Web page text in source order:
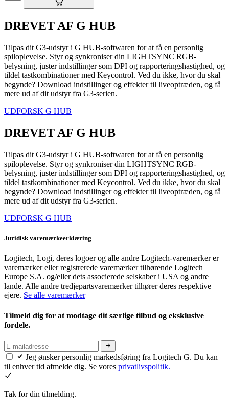
DREVET AF G HUB
Tilpas dit G3-udstyr i G HUB-softwaren for at få en personlig
spiloplevelse. Styr og synkroniser din LIGHTSYNC RGB-
belysning, juster indstillinger som DPI og rapporteringshastighed, og
tildel tastkombinationer med Keycontrol. Ved du ikke, hvor du skal
begynde? Download indstillinger og effekter til liveoptræden, og få
mere ud af dit udstyr fra G3-serien.
UDFORSK G HUB
DREVET AF G HUB
Tilpas dit G3-udstyr i G HUB-softwaren for at få en personlig
spiloplevelse. Styr og synkroniser din LIGHTSYNC RGB-
belysning, juster indstillinger som DPI og rapporteringshastighed, og
tildel tastkombinationer med Keycontrol. Ved du ikke, hvor du skal
begynde? Download indstillinger og effekter til liveoptræden, og få
mere ud af dit udstyr fra G3-serien.
UDFORSK G HUB
Juridisk varemærkeerklæring
Logitech, Logi, deres logoer og alle andre Logitech-varemærker er
varemærker eller registrerede varemærker tilhørende Logitech
Europe S.A. og/eller dets associerede selskaber i USA og andre
lande. Alle andre tredjepartsvaremærker tilhører deres respektive
ejere. Se alle varemærker
Tilmeld dig for at modtage dit særlige tilbud og eksklusive
fordele.
Jeg ønsker personlig markedsføring fra Logitech G. Du kan
til enhver tid afmelde dig. Se vores privatlivspolitik.
Tak for din tilmelding.